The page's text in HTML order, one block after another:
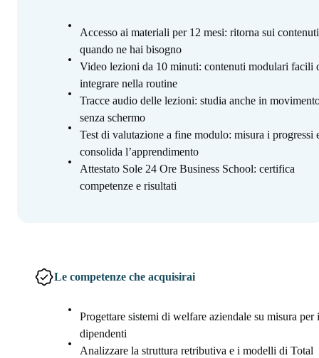
Accesso ai materiali per 12 mesi: ritorna sui contenuti
quando ne hai bisogno
Video lezioni da 10 minuti: contenuti modulari facili
integrare nella routine
Tracce audio delle lezioni: studia anche in
senza schermo
Test di valutazione a fine modulo: misura i progressi
consolida l’apprendimento
Attestato Sole 24 Ore Business School: certifica
competenze e risultati
Le competenze che acquisirai
Progettare sistemi di welfare aziendale su misura per i
dipendenti
Analizzare la struttura retributiva e i modelli di Total